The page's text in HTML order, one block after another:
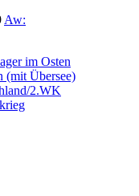
Aw:
im Osten
(mit Übersee)
2.WK